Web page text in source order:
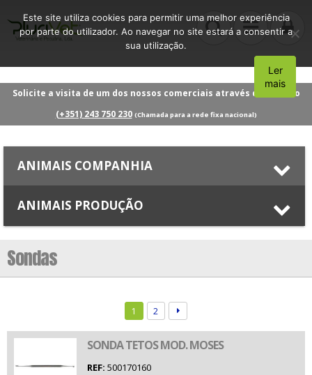
Solicite a visita de um dos nossos comerciais através do número
(+351) 243 750 230 (Chamada para a rede fixa nacional)
ANIMAIS COMPANHIA
ANIMAIS PRODUÇÃO
Sondas
1 2
SONDA TETOS MOD. MOSES
REF: 500170160
Este site utiliza cookies para permitir uma melhor experiência
por parte do utilizador. Ao navegar no site estará a consentir a
sua utilização.
Aceito
Ler
mais